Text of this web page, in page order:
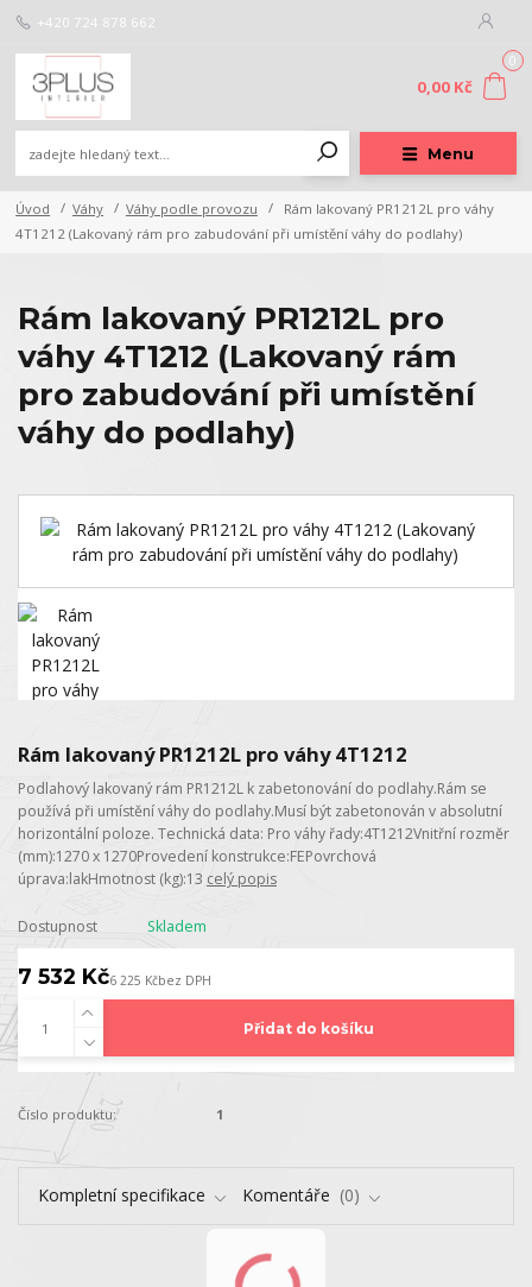
Menu
+420 724 878 662
0
0,00 Kč
Úvod Váhy Váhy podle provozu
Rám lakovaný PR1212L pro váhy
4T1212 (Lakovaný rám pro zabudování při umístění váhy do podlahy)
Rám lakovaný PR1212L pro
váhy 4T1212 (Lakovaný rám
pro zabudování při umístění
váhy do podlahy)
Rám lakovaný PR1212L pro váhy 4T1212
Podlahový lakovaný rám PR1212L k zabetonování do podlahy.Rám se
používá při umístění váhy do podlahy.Musí být zabetonován v absolutní
horizontální poloze. Technická data: Pro váhy řady:4T1212Vnitřní rozměr
(mm):1270 x 1270Provedení konstrukce:FEPovrchová
úprava:lakHmotnost (kg):13 celý popis
Dostupnost Skladem
7 532 Kč6 225 Kčbez DPH
Přidat do košíku
Číslo produktu: 1
Kompletní specifikace Komentáře 0